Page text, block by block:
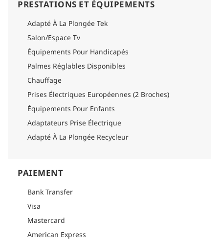
PRESTATIONS ET ÉQUIPEMENTS
Adapté À La Plongée Tek
Salon/Espace Tv
Équipements Pour Handicapés
Palmes Réglables Disponibles
Chauffage
Prises Électriques Européennes (2 Broches)
Équipements Pour Enfants
Adaptateurs Prise Électrique
Adapté À La Plongée Recycleur
PAIEMENT
Bank Transfer
Visa
Mastercard
American Express